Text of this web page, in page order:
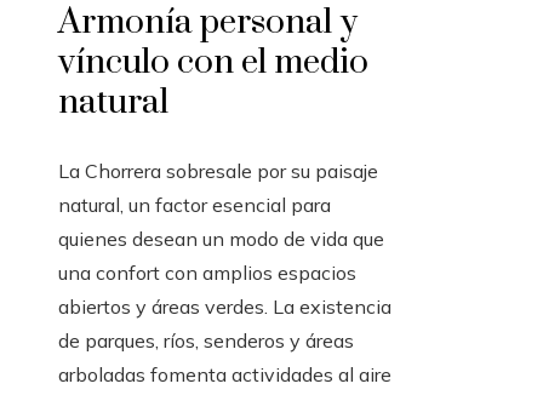
Armonía personal y
vínculo con el medio
natural
La Chorrera sobresale por su paisaje
natural, un factor esencial para
quienes desean un modo de vida que
una confort con amplios espacios
abiertos y áreas verdes. La existencia
de parques, ríos, senderos y áreas
arboladas fomenta actividades al aire